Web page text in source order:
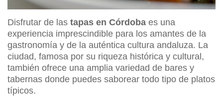
Disfrutar de las tapas en Córdoba es una
experiencia imprescindible para los amantes de la
gastronomía y de la auténtica cultura andaluza. La
ciudad, famosa por su riqueza histórica y cultural,
también ofrece una amplia variedad de bares y
tabernas donde puedes saborear todo tipo de platos
típicos.